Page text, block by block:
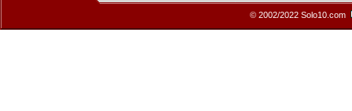
© 2002/2022 Solo10.com